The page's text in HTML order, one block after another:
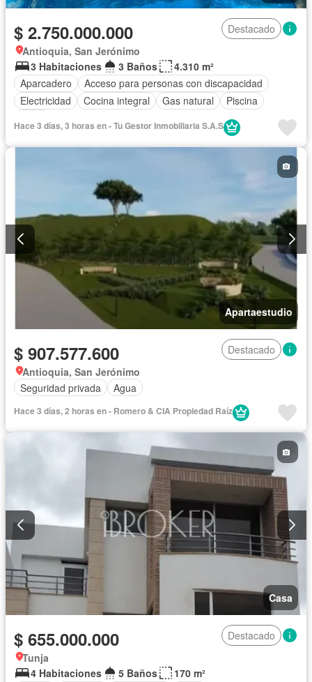
$ 2.750.000.000
Destacado
Antioquia, San Jerónimo
3 Habitaciones
3 Baños
4.310 m²
Aparcadero
Acceso para personas con discapacidad
Electricidad
Cocina integral Gas natural
Piscina
Hace 3 días, 3 horas en - Tu Gestor Inmobiliaria S.A.S
Apartaestudio
$ 907.577.600
Destacado
Antioquia, San Jerónimo
Seguridad privada
Agua
Hace 3 días, 2 horas en - Romero & CIA Propiedad Raí­z
Casa
$ 655.000.000
Destacado
Tunja
4 Habitaciones
5 Baños
170 m²